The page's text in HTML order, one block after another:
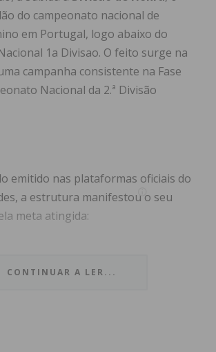
do campeonato nacional de
em Portugal, logo abaixo do
1a Divisao. O feito surge na
campanha consistente na Fase
Nacional da 2.ª Divisão
emitido nas plataformas oficiais do
a estrutura manifestou o seu
meta atingida:
de Honra! A nossa
CONTINUAR A LER...